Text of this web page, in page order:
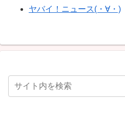
ヤバイ！ニュース(・∀・)